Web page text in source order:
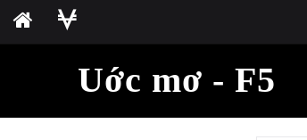
Uớc mơ - F5